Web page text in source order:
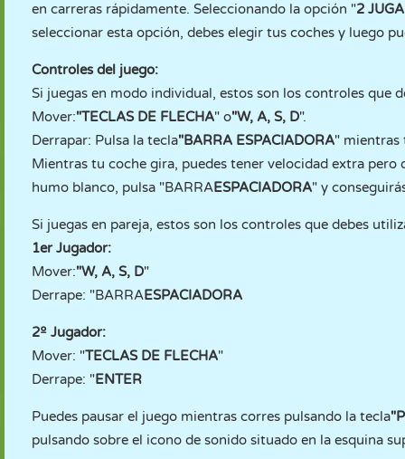
en carreras rápidamente. Seleccionando la opción "2
seleccionar esta opción, debes elegir tus coches y luego
Controles del juego:
Si juegas en modo individual, estos son los controles que
Mover:"TECLAS DE FLECHA" o"W, A, S, D".
Derrapar: Pulsa la tecla"BARRA ESPACIADORA" mientras
Mientras tu coche gira, puedes tener velocidad extra pero
humo blanco, pulsa "BARRAESPACIADORA" y
Si juegas en pareja, estos son los controles que debes
1er Jugador:
Mover:"W, A, S, D"
Derrape: "BARRAESPACIADORA
2º Jugador:
Mover: "TECLAS DE FLECHA"
Derrape: "ENTER
Puedes pausar el juego mientras corres pulsando la tecla"P
pulsando sobre el icono de sonido situado en la esquina